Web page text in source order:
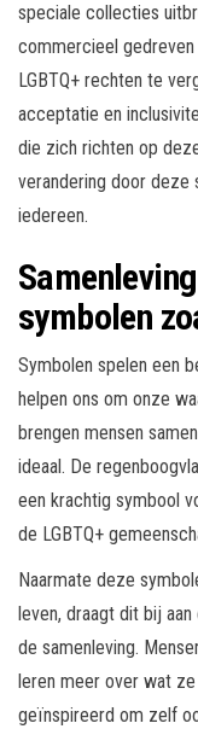
speciale collecties
commercieel
LGBTQ+ rechten te
acceptatie en
die zich richten op
verandering door deze
iedereen.
symbolen
Symbolen spelen een
helpen ons om onze
brengen mensen
ideaal. De
een krachtig symbool
de LGBTQ+
Naarmate deze
leven, draagt dit bij
de samenleving.
leren meer over wat
geïnspireerd om zelf